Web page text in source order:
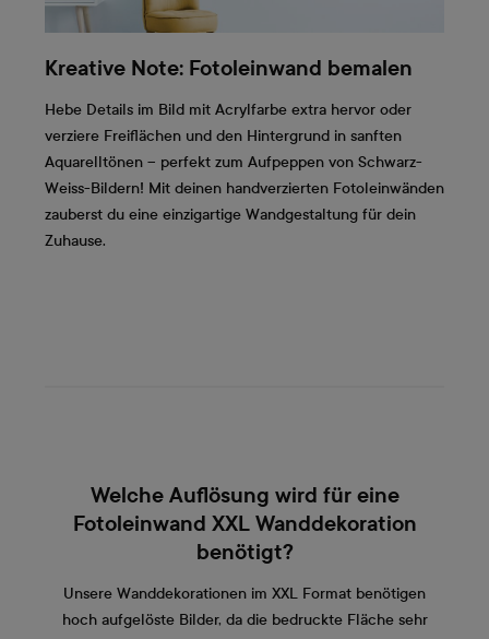
Kreative Note: Fotoleinwand bemalen
Hebe Details im Bild mit Acrylfarbe extra hervor oder
verziere Freiflächen und den Hintergrund in sanften
Aquarelltönen – perfekt zum Aufpeppen von Schwarz-
Weiss-Bildern! Mit deinen handverzierten Fotoleinwänden
zauberst du eine einzigartige Wandgestaltung für dein
Zuhause.
Welche Auflösung wird für eine
Fotoleinwand XXL Wanddekoration
benötigt?
Unsere Wanddekorationen im XXL Format benötigen
hoch aufgelöste Bilder, da die bedruckte Fläche sehr